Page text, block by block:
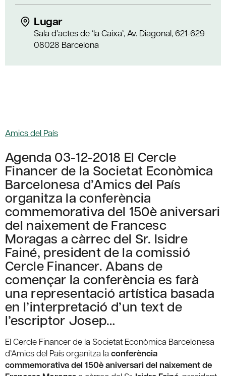
Lugar
Sala d’actes de ‘la Caixa’, Av. Diagonal, 621-629
08028 Barcelona
Amics del País
Agenda 03-12-2018 El Cercle
Financer de la Societat Econòmica
Barcelonesa d’Amics del País
organitza la conferència
commemorativa del 150è aniversari
del naixement de Francesc
Moragas a càrrec del Sr. Isidre
Fainé, president de la comissió
Cercle Financer. Abans de
començar la conferència es farà
una representació artística basada
en l’interpretació d’un text de
l’escriptor Josep…
El Cercle Financer de la Societat Econòmica Barcelonesa
d’Amics del País organitza la conferència
commemorativa del 150è aniversari del naixement de